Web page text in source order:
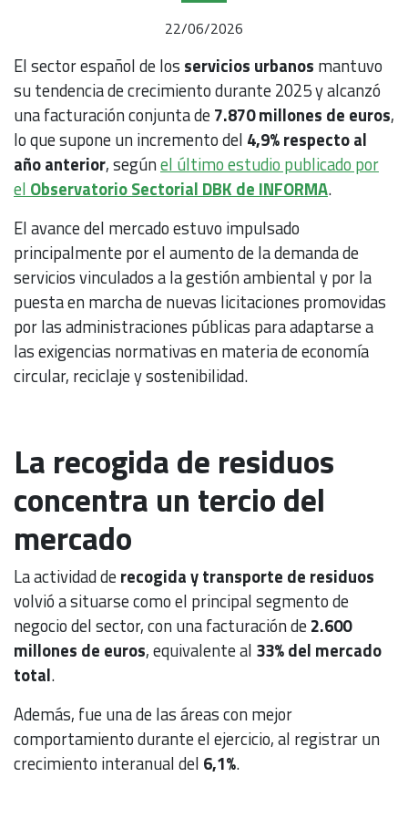
22/06/2026
El sector español de los servicios urbanos mantuvo
su tendencia de crecimiento durante 2025 y alcanzó
una facturación conjunta de7.870 millones de euros,
lo que supone un incremento del 4,9% respecto al
año anterior, segúnel último estudio publicado por
el Observatorio Sectorial DBK de INFORMA.
El avance del mercado estuvo impulsado
principalmente por el aumento de la demanda de
servicios vinculados a la gestión ambiental y por la
puesta en marcha de nuevas licitaciones promovidas
por las administraciones públicas para adaptarse a
las exigencias normativas en materia de economía
circular, reciclaje y sostenibilidad.
La recogida de residuos
concentra un tercio del
mercado
La actividad derecogida y transporte de residuos
volvió a situarse como el principal segmento de
negocio del sector, con una facturación de2.600
millones de euros, equivalente al 33% del mercado
total.
Además, fue una de las áreas con mejor
comportamiento durante el ejercicio, al registrar un
crecimiento interanual del 6,1%.